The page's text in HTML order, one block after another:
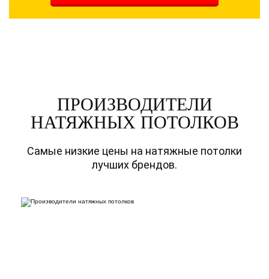
ПРОИЗВОДИТЕЛИ
НАТЯЖНЫХ ПОТОЛКОВ
Самые низкие цены на натяжные потолки
лучших брендов.